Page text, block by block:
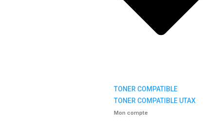
TONER COMPATIBLE
TONER COMPATIBLE UTAX
Mon compte